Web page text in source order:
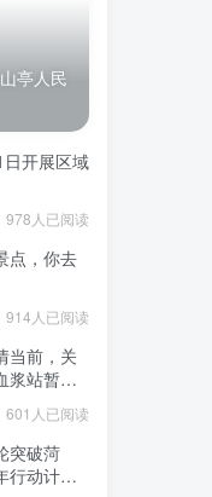
亭人民
开展区域
978人已阅读
点，你去
914人已阅读
当前，关
浆站暂停
601人已阅读
突破菏
行动计划